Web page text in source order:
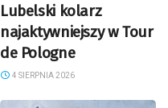
Lubelski kolarz
najaktywniejszy w Tour
de Pologne
4 SIERPNIA 2026